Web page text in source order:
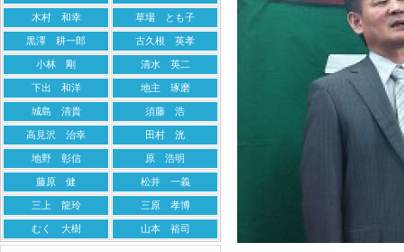
木村 和幸 草場 とも子
黒澤 耕一郎 古久根 英孝
小林 剛 清水 英二
下出 和洋 地主 琢磨
城島 清貴 須藤 浩
高見沢 治幸 田村 洸
地野 彰信 原 浩明
藤原 健 松井 一義
三上 龍玲 三原 孝博
むく 大樹 山本 裕司